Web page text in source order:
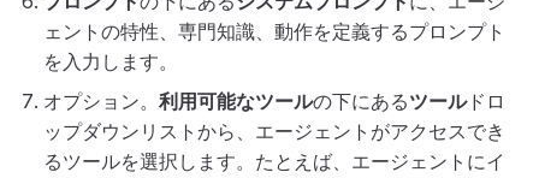
ェントの特性、専門知識、動作を定義するプロンプト
を入力します。
オプション。 利用可能なツールの下にあるツールドロ
ップダウンリストから、エージェントがアクセスでき
るツールを選択します。たとえば、エージェントにイ